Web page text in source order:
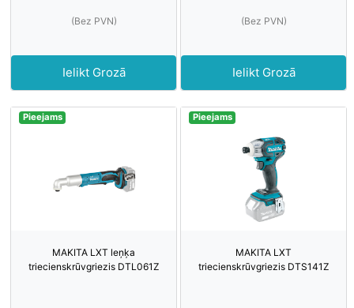
(Bez PVN)
Ielikt Grozā
(Bez PVN)
Ielikt Grozā
Pieejams
MAKITA LXT leņķa
triecienskrūvgriezis DTL061Z
Pieejams
MAKITA LXT
triecienskrūvgriezis DTS141Z